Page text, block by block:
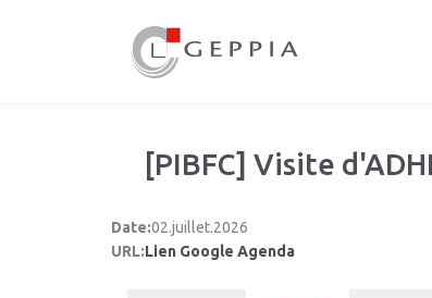
[PIBFC] Visite
Date:02.juillet.2026
URL:Lien Google Agenda